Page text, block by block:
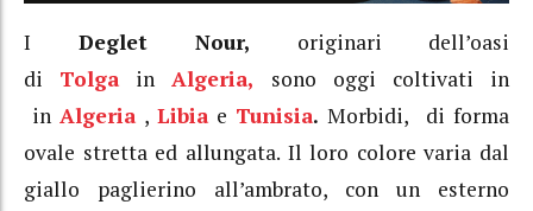
I Deglet Nour, originari dell’oasi
di Tolga inAlgeria, sono oggi coltivati in
inAlgeria , Libiae Tunisia. Morbidi, di forma
ovale stretta ed allungata. Il loro colore varia dal
giallo paglierino all’ambrato, con un esterno